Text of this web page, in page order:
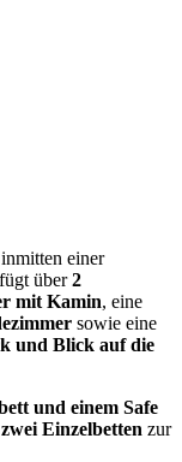
einer
über2
mit Kamin, eine
sowie eine
und Blick auf die
und einem Safe
zwei Einzelbetten zur